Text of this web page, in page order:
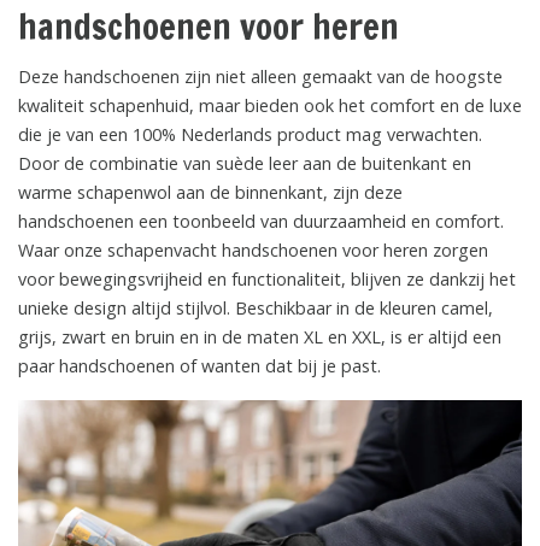
handschoenen voor heren
Deze handschoenen zijn niet alleen gemaakt van de hoogste
kwaliteit schapenhuid, maar bieden ook het comfort en de luxe
die je van een 100% Nederlands product mag verwachten.
Door de combinatie van suède leer aan de buitenkant en
warme schapenwol aan de binnenkant, zijn deze
handschoenen een toonbeeld van duurzaamheid en comfort.
Waar onze schapenvacht handschoenen voor heren zorgen
voor bewegingsvrijheid en functionaliteit, blijven ze dankzij het
unieke design altijd stijlvol. Beschikbaar in de kleuren camel,
grijs, zwart en bruin en in de maten XL en XXL, is er altijd een
paar handschoenen of wanten dat bij je past.